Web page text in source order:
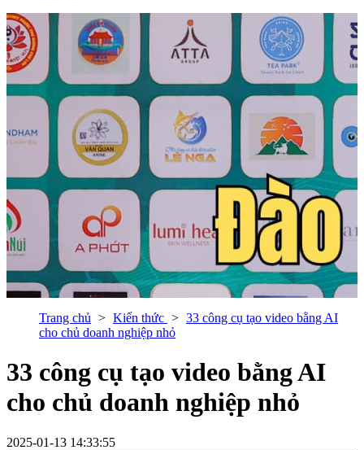
Trang chủ Kiến thức
33 công cụ tạo video bằng AI
cho chủ doanh nghiệp nhỏ
33 công cụ tạo video bằng AI
cho chủ doanh nghiệp nhỏ
2025-01-13 14:33:55